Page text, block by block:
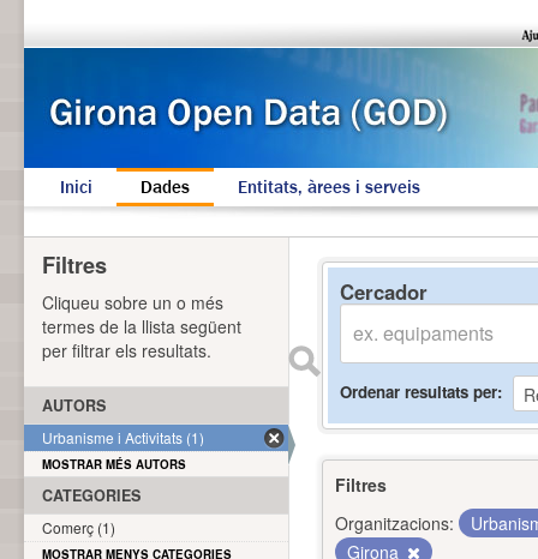
Inici Dades Entitats, àrees i serveis
Cercador
Ordenar resultats per
Filtres
Organitzacions:
Girona
Filtres
Cliqueu sobre un o més
termes de la llista següent
per filtrar els resultats.
AUTORS
Urbanisme i Activitats (1)
MOSTRAR MÉS AUTORS
CATEGORIES
Comerç (1)
MOSTRAR MENYS CATEGORIES